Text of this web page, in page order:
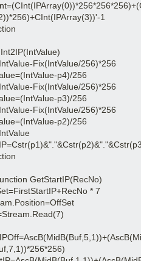
1
Fix(IntValue/256)*256
p4)/256
Fix(IntValue/256)*256
p3)/256
Fix(IntValue/256)*256
p2)/256
GetStartIP(RecNo)
* 7